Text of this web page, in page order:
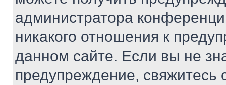
администратора
никакого отношения к
данном сайте. Если вы не
предупреждение,